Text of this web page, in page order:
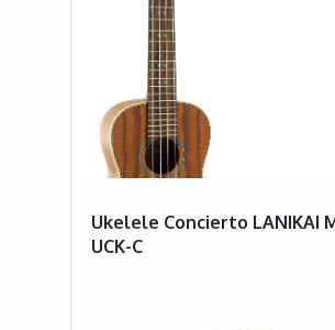
Ukelele Concierto LANIKAI
UCK-C